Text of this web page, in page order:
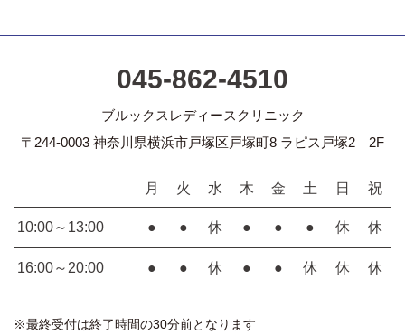
045-862-4510
ブルックスレディースクリニック
〒244-0003 神奈川県横浜市戸塚区戸塚町8 ラピス戸塚2 2F
月 火 水 木 金 土 日 祝
10:00～13:00 ● ● 休 ● ● ● 休 休
16:00～20:00 ● ● 休 ● ● 休 休 休
※最終受付は終了時間の30分前となります